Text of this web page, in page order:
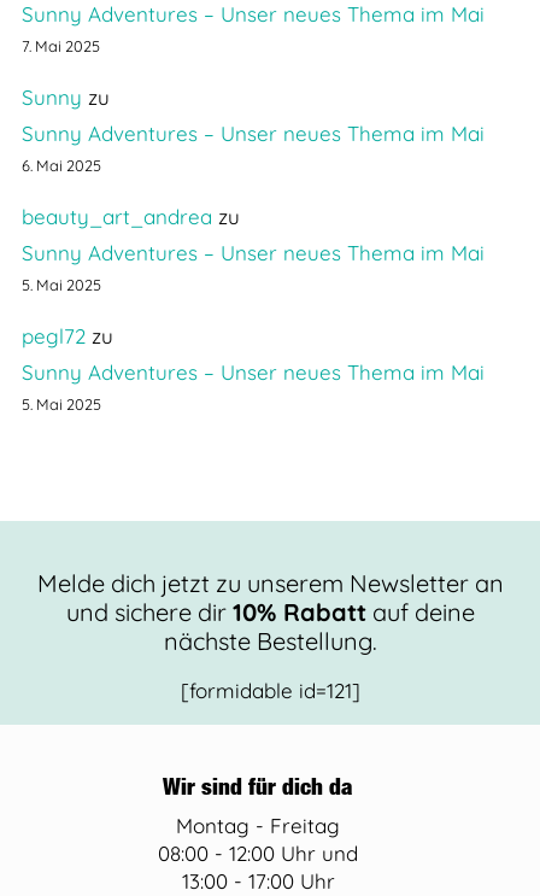
Sunny Adventures – Unser neues Thema im Mai
7. Mai 2025
Sunny zu
Sunny Adventures – Unser neues Thema im Mai
6. Mai 2025
beauty_art_andrea zu
Sunny Adventures – Unser neues Thema im Mai
5. Mai 2025
pegl72zu
Sunny Adventures – Unser neues Thema im Mai
5. Mai 2025
Melde dich jetzt zu unserem Newsletter an
und sichere dir 10% Rabattauf deine
nächste Bestellung.
[formidable id=121]
Wir sind für dich da
Montag - Freitag
08:00 - 12:00 Uhr und
13:00 - 17:00 Uhr